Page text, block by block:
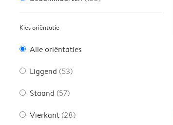
Kies oriëntatie
Alle oriëntaties
Liggend (53)
Staand (57)
Vierkant (28)